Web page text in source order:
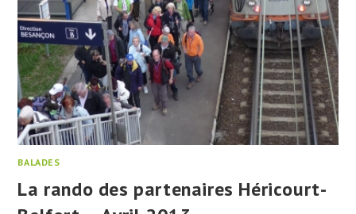
BALADES
La rando des partenaires Héricourt-